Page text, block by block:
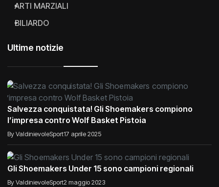
ARTI MARZIALI
BILIARDO
Ultime notizie
Salvezza conquistata! Gli Shoemakers compiono
l’impresa contro Wolf Basket Pistoia
By ValdinievoleSport17 aprile 2025
Gli Shoemakers Under 15 sono campioni regionali
By ValdinievoleSport2 maggio 2023